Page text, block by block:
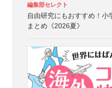
編集部セレクト
自由研究にもおすすめ！小
まとめ《2026夏》